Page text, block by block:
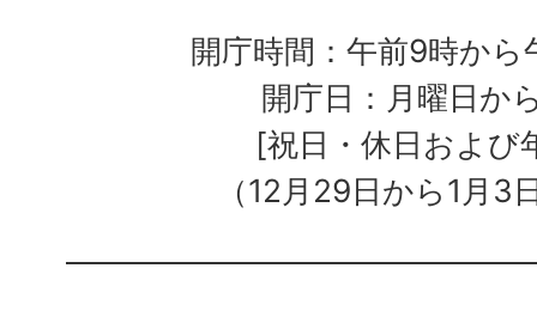
開庁時間：午前9時か
開庁日：月曜日か
[祝日・休日および
（12月29日から1月3